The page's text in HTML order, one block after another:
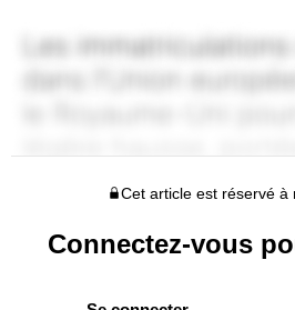
Cet article est réservé à
Connectez-vous